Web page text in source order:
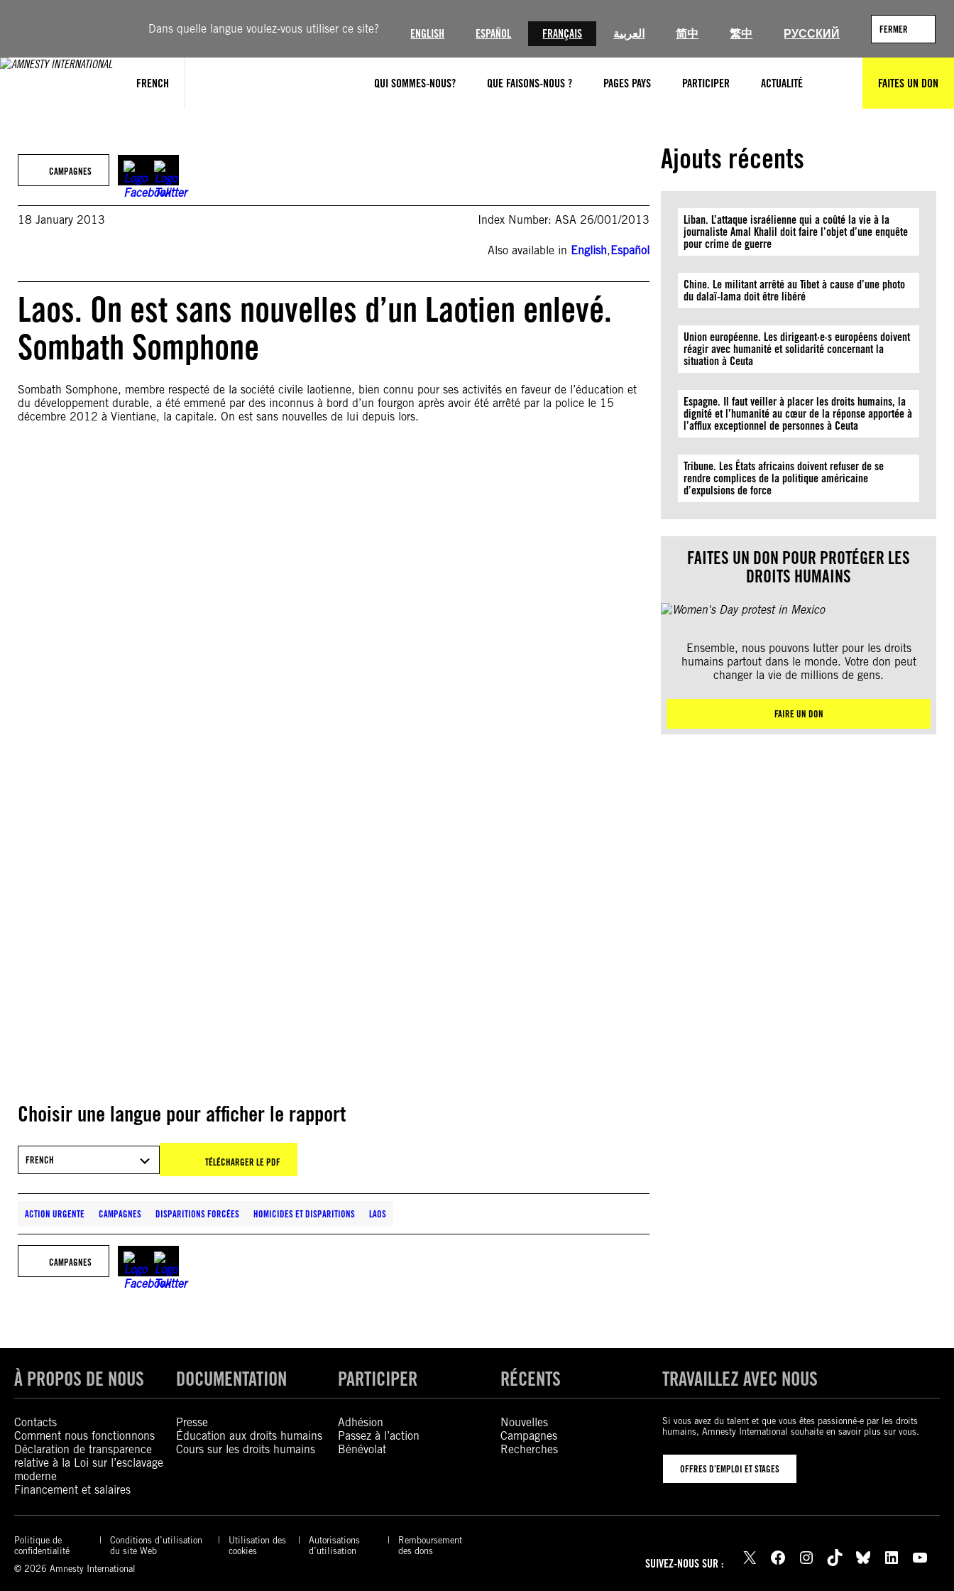
Dans quelle langue voulez-vous utiliser ce site? ENGLISH ESPAÑOL FRANÇAIS العربية 简中 繁中 РУССКИЙ FERMER
FRENCH QUI SOMMES-NOUS? QUE FAISONS-NOUS ? PAGES PAYS PARTICIPER ACTUALITÉ RECHERCHERFAITES UN DON
CAMPAGNES
18 January 2013 Index Number: ASA 26/001/2013
Also available in English,Español
Laos. On est sans nouvelles d’un Laotien enlevé.
Sombath Somphone
Sombath Somphone, membre respecté de la société civile laotienne, bien connu pour ses activités en faveur de l’éducation et
du développement durable, a été emmené par des inconnus à bord d’un fourgon après avoir été arrêté par la police le 15
décembre 2012 à Vientiane, la capitale. On est sans nouvelles de lui depuis lors.
Choisir une langue pour afficher le rapport
FRENCH TÉLÉCHARGER LE PDF
ACTION URGENTE CAMPAGNES DISPARITIONS FORCÉES HOMICIDES ET DISPARITIONS LAOS
CAMPAGNES
Ajouts récents
Liban. L’attaque israélienne qui a coûté la vie à la
journaliste Amal Khalil doit faire l’objet d’une enquête
pour crime de guerre
Chine. Le militant arrêté au Tibet à cause d’une photo
du dalaï-lama doit être libéré
Union européenne. Les dirigeant·e·s européens doivent
réagir avec humanité et solidarité concernant la
situation à Ceuta
Espagne. Il faut veiller à placer les droits humains, la
dignité et l’humanité au cœur de la réponse apportée à
l’afflux exceptionnel de personnes à Ceuta
Tribune. Les États africains doivent refuser de se
rendre complices de la politique américaine
d’expulsions de force
FAITES UN DON POUR PROTÉGER LES
DROITS HUMAINS
Ensemble, nous pouvons lutter pour les droits
humains partout dans le monde. Votre don peut
changer la vie de millions de gens.
FAIRE UN DON
À PROPOS DE NOUS
Contacts
Comment nous fonctionnons
Déclaration de transparence
relative à la Loi sur l’esclavage
moderne
Financement et salaires
DOCUMENTATION
Presse
Éducation aux droits humains
Cours sur les droits humains
PARTICIPER
Adhésion
Passez à l’action
Bénévolat
RÉCENTS
Nouvelles
Campagnes
Recherches
TRAVAILLEZ AVEC NOUS
Si vous avez du talent et que vous êtes passionné-e par les droits
humains, Amnesty International souhaite en savoir plus sur vous.
OFFRES D’EMPLOI ET STAGES
Politique de
confidentialité
Conditions d’utilisation
du site Web
Utilisation des
cookies
Autorisations
d’utilisation
Remboursement
des dons
© 2026 Amnesty International
SUIVEZ-NOUS SUR : X Facebook Instagram TikTok Bluesky LinkedIn YouTube